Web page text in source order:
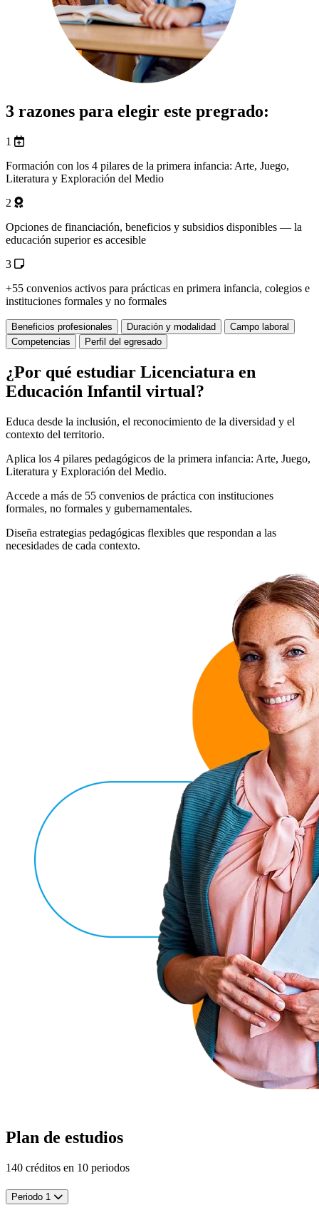
3 razones para elegir este pregrado:
1
Formación con los 4 pilares de la primera infancia: Arte, Juego,
Literatura y Exploración del Medio
2
Opciones de financiación, beneficios y subsidios disponibles — la
educación superior es accesible
3
+55 convenios activos para prácticas en primera infancia, colegios e
instituciones formales y no formales
Beneficios profesionales Duración y modalidad
Campo laboral
Competencias
Perfil del egresado
¿Por qué estudiar Licenciatura en
Educación Infantil virtual?
Educa desde la inclusión, el reconocimiento de la diversidad y el
contexto del territorio.
Aplica los 4 pilares pedagógicos de la primera infancia: Arte, Juego,
Literatura y Exploración del Medio.
Accede a más de 55 convenios de práctica con instituciones
formales, no formales y gubernamentales.
Diseña estrategias pedagógicas flexibles que respondan a las
necesidades de cada contexto.
Plan de estudios
140 créditos en 10 periodos
Periodo 1